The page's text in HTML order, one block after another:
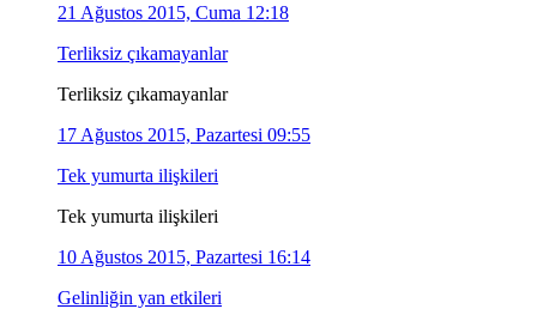
21 Ağustos 2015, Cuma 12:18
Terliksiz çıkamayanlar
Terliksiz çıkamayanlar
17 Ağustos 2015, Pazartesi 09:55
Tek yumurta ilişkileri
Tek yumurta ilişkileri
10 Ağustos 2015, Pazartesi 16:14
Gelinliğin yan etkileri